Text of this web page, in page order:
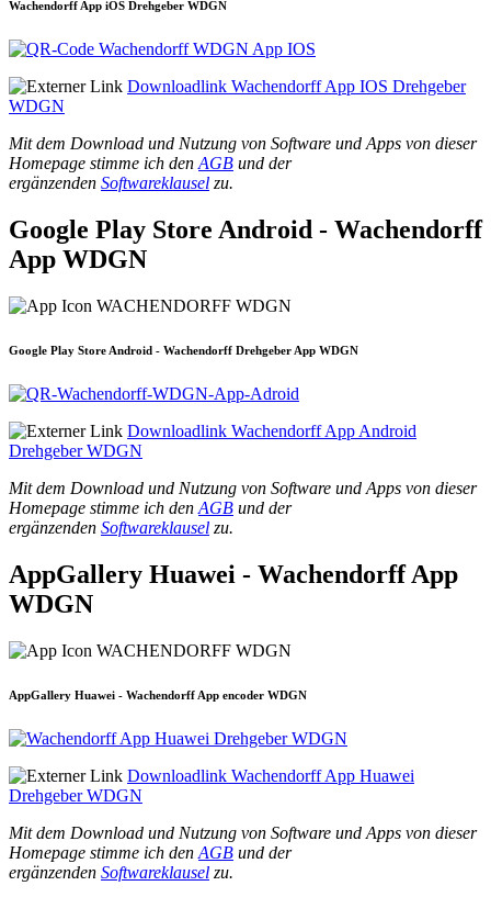
Wachendorff App iOS Drehgeber WDGN
Downloadlink Wachendorff App IOS Drehgeber
WDGN
Mit dem Download und Nutzung von Software und Apps von dieser
Homepage stimme ich den AGB und der
ergänzenden Softwareklausel zu.
Google Play Store Android - Wachendorff
App WDGN
Google Play Store Android - Wachendorff Drehgeber App WDGN
Downloadlink Wachendorff App Android
Drehgeber WDGN
Mit dem Download und Nutzung von Software und Apps von dieser
Homepage stimme ich den AGB und der
ergänzenden Softwareklausel zu.
AppGallery Huawei - Wachendorff App
WDGN
AppGallery Huawei - Wachendorff App encoder WDGN
Downloadlink Wachendorff App Huawei
Drehgeber WDGN
Mit dem Download und Nutzung von Software und Apps von dieser
Homepage stimme ich den AGB und der
ergänzenden Softwareklausel zu.